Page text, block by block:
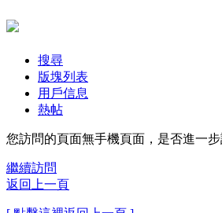
搜尋
版塊列表
用戶信息
熱帖
您訪問的頁面無手機頁面，是否進一步
繼續訪問
返回上一頁